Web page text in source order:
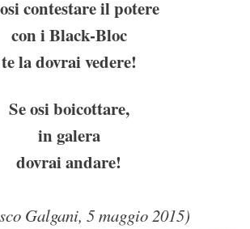
contestare il potere
con i Black-Bloc
te la dovrai vedere!
Se osi boicottare,
in galera
dovrai andare!
Galgani, 5 maggio 2015)